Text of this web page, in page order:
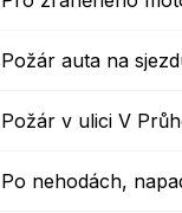
Požár auta na
Požár v ulici V
Po nehodách,